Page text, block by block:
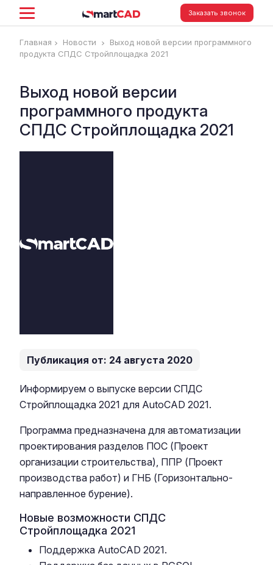
Заказать звонок
Главная Новости
Выход новой версии программного
продукта СПДС Стройплощадка 2021
Выход новой версии
программного продукта
СПДС Стройплощадка 2021
Публикация от: 24 августа 2020
Информируем о выпуске версии СПДС
Стройплощадка 2021 для AutoCAD 2021.
Программа предназначена для автоматизации
проектирования разделов ПОС (Проект
организации строительства), ППР (Проект
производства работ) и ГНБ (Горизонтально-
направленное бурение).
Новые возможности СПДС
Стройплощадка 2021
Поддержка AutoCAD 2021.